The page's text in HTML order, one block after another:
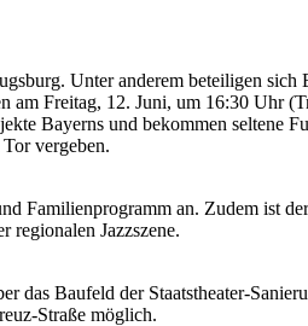
Unter anderem beteiligen sich
am Freitag, 12. Juni, um 16:30 Uhr
Bayerns und bekommen seltene
vergeben.
Familienprogramm an. Zudem ist
regionalen Jazzszene.
das Baufeld der Staatstheater-
Straße möglich.